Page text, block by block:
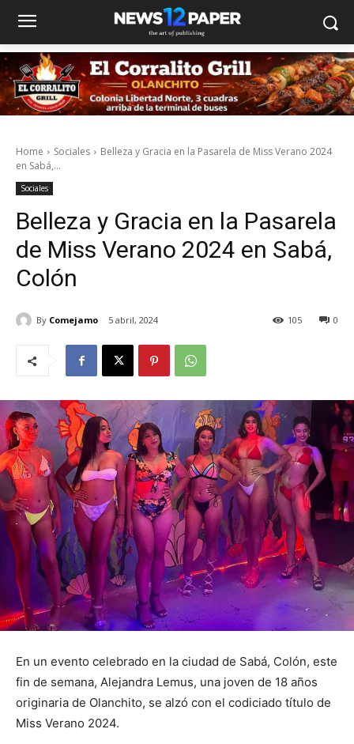
Home Sociales
Belleza y Gracia en la Pasarela de Miss Verano 2024
en Sabá,...
Sociales
Belleza y Gracia en la Pasarela
de Miss Verano 2024 en Sabá,
Colón
By Comejamo 5 abril, 2024 0
105
En un evento celebrado en la ciudad de Sabá, Colón, este
fin de semana, Alejandra Lemus, una joven de 18 años
originaria de Olanchito, se alzó con el codiciado título de
Miss Verano 2024.